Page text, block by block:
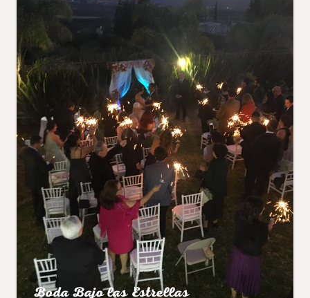
Boda Bajo las Estrellas